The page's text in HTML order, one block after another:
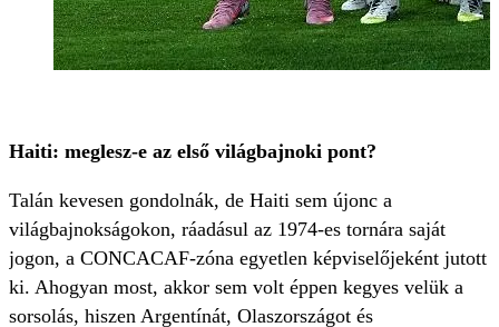
Haiti: meglesz-e az első világbajnoki pont?
Talán kevesen gondolnák, de Haiti sem újonc a
világbajnokságokon, ráadásul az 1974-es tornára saját
jogon, a CONCACAF-zóna egyetlen képviselőjeként jutott
ki. Ahogyan most, akkor sem volt éppen kegyes velük a
sorsolás, hiszen Argentínát, Olaszországot és